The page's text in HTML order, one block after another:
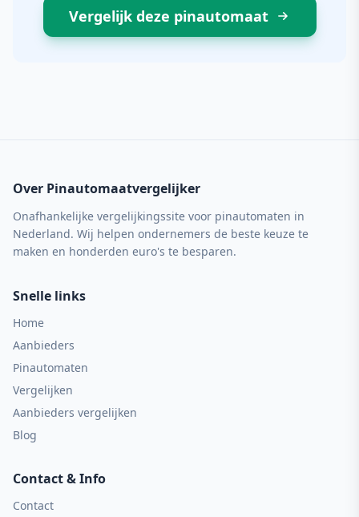
Vergelijk deze pinautomaat
Over Pinautomaatvergelijker
Onafhankelijke vergelijkingssite voor pinautomaten in
Nederland. Wij helpen ondernemers de beste keuze te
maken en honderden euro's te besparen.
Snelle links
Home
Aanbieders
Pinautomaten
Vergelijken
Aanbieders vergelijken
Blog
Contact & Info
Contact